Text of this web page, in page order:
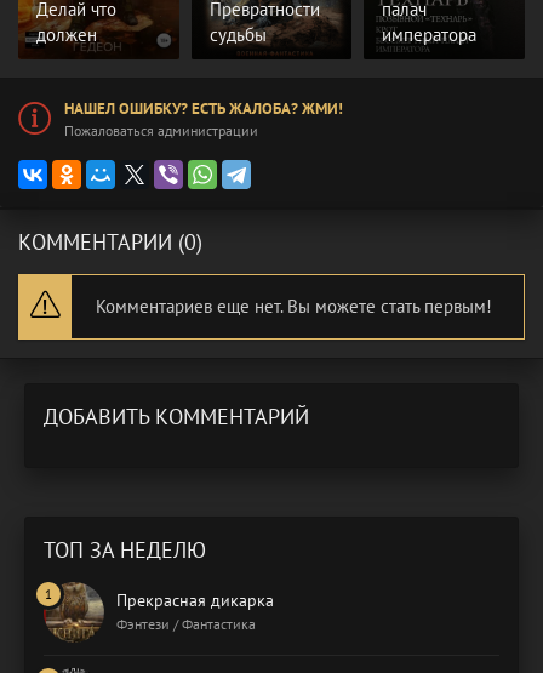
Делай что
должен
Превратности
судьбы
палач
императора
НАШЕЛ ОШИБКУ? ЕСТЬ ЖАЛОБА? ЖМИ!
Пожаловаться администрации
КОММЕНТАРИИ (0)
Комментариев еще нет. Вы можете стать первым!
ДОБАВИТЬ КОММЕНТАРИЙ
ТОП ЗА НЕДЕЛЮ
Прекрасная дикарка
Фэнтези / Фантастика